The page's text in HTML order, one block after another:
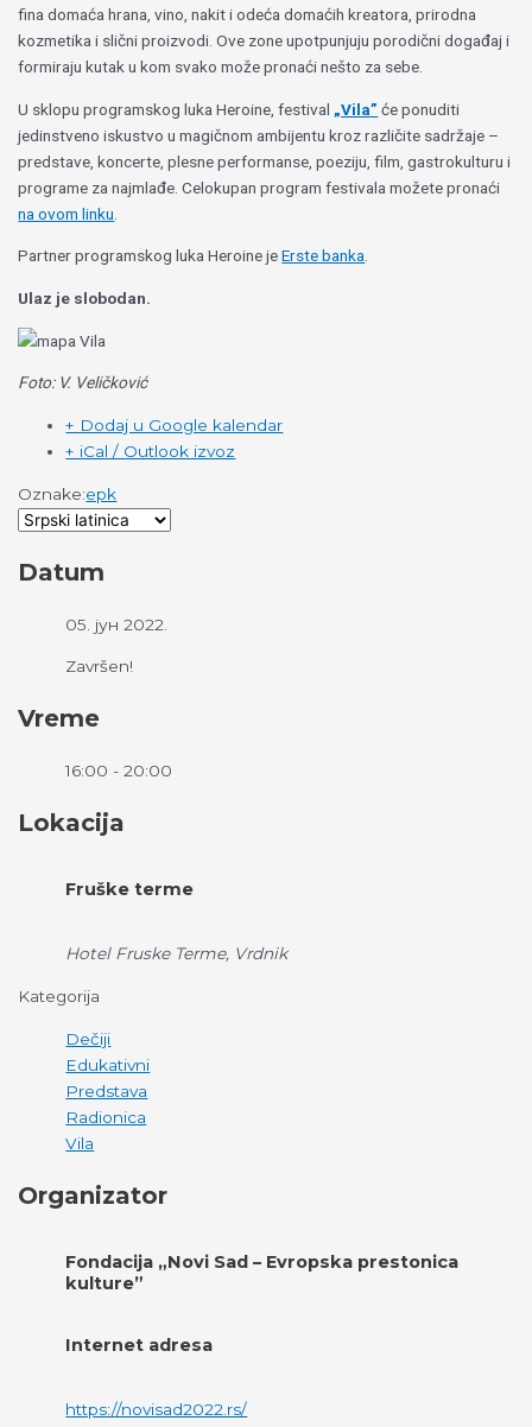
fina domaća hrana, vino, nakit i odeća domaćih kreatora, prirodna
kozmetika i slični proizvodi. Ove zone upotpunjuju porodični događaj i
formiraju kutak u kom svako može pronaći nešto za sebe.
U sklopu programskog luka Heroine, festival „Vila” će ponuditi
jedinstveno iskustvo u magičnom ambijentu kroz različite sadržaje –
predstave, koncerte, plesne performanse, poeziju, film, gastrokulturu i
programe za najmlađe. Celokupan program festivala možete pronaći
na ovom linku
Partner programskog luka Heroine jeErste banka.
Ulaz je slobodan.
Foto: V. Veličković
+ Dodaj u Google kalendar
+ iCal / Outlook izvoz
Oznake:epk
Datum
05. јун 2022.
Završen!
Vreme
16:00 - 20:00
Lokacija
Fruške terme
Hotel Fruske Terme, Vrdnik
Kategorija
Dečiji
Edukativni
Predstava
Radionica
Vila
Organizator
Fondacija „Novi Sad – Evropska prestonica
kulture”
Internet adresa
https://novisad2022.rs/